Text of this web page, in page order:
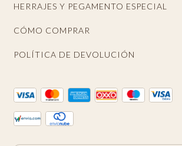
HERRAJES Y PEGAMENTO ESPECIAL
CÓMO COMPRAR
POLÍTICA DE DEVOLUCIÓN